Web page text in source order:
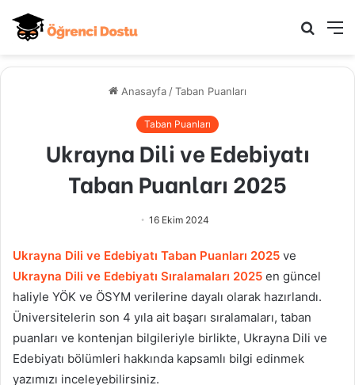
Arama
Anasayfa /Taban Puanları
Taban Puanları
Ukrayna Dili ve Edebiyatı
Taban Puanları 2025
16 Ekim 2024
Ukrayna Dili ve Edebiyatı Taban Puanları 2025 ve
Ukrayna Dili ve Edebiyatı Sıralamaları 2025 en güncel
haliyle YÖK ve ÖSYM verilerine dayalı olarak hazırlandı.
Üniversitelerin son 4 yıla ait başarı sıralamaları, taban
puanları ve kontenjan bilgileriyle birlikte, Ukrayna Dili ve
Edebiyatı bölümleri hakkında kapsamlı bilgi edinmek
yazımızı inceleyebilirsiniz.